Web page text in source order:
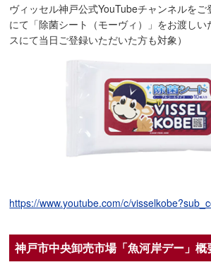
ヴィッセル神戸公式YouTubeチャンネルをご
にて「除菌シート（モーヴィ）」をお渡し
スにて当日ご登録いただいた方も対象）
https://www.youtube.com/c/
神戸市中央卸売市場「魚河岸デー」概